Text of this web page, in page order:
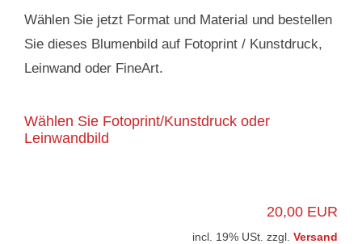
Wählen Sie jetzt Format und Material und bestellen
Sie dieses Blumenbild auf Fotoprint / Kunstdruck,
Leinwand oder FineArt.
Wählen Sie Fotoprint/Kunstdruck oder
Leinwandbild
20,00 EUR
incl. 19% USt. zzgl. Versand